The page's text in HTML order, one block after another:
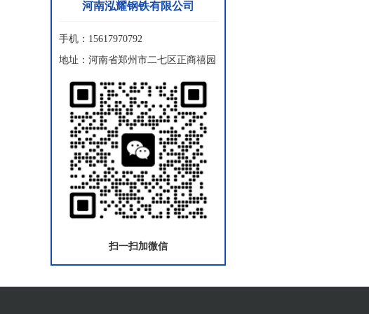
河南泓耀钢铁有限公司
手机：15617970792
地址：河南省郑州市二七区正商禧园
扫一扫加微信